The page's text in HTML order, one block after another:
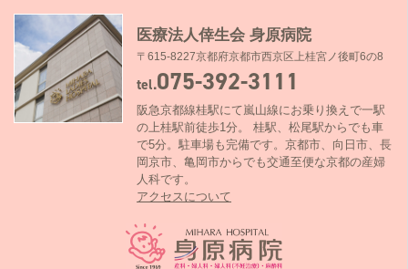
医療法人倖生会 身原病院
〒615-8227京都府京都市西京区上桂宮ノ後町6の8
tel.075-392-3111
阪急京都線桂駅にて嵐山線にお乗り換えで一駅
の上桂駅前徒歩1分。 桂駅、松尾駅からでも車
で5分。駐車場も完備です。京都市、向日市、長
岡京市、亀岡市からでも交通至便な京都の産婦
人科です。
アクセスについて